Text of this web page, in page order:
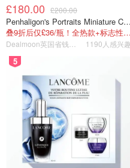
£180.00 £200.00
Penhaligon's Portraits Miniature Collection 香氛套装 5瓶装
叠9折后仅£36/瓶！全热款+标志性兽首头
1190人感兴趣
5